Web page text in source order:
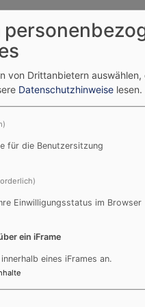
Die meisten Konfis
Wie feiert man
von Drittanbietern
Datenschutzhinweise lesen.
für die Benutzersitzung
Einwilligungsstatus im Browser
ein iFrame
eines iFrames an.